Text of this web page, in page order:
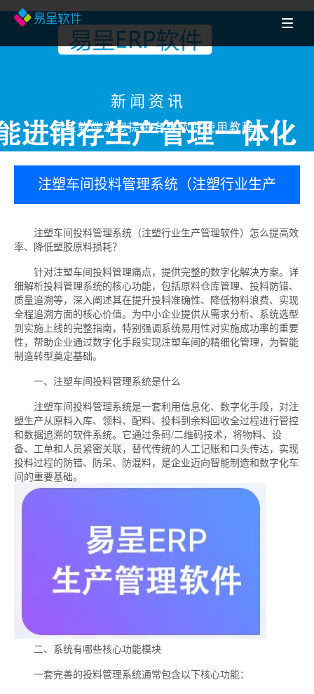
新闻资讯
易呈软件为您提供各类软件使用教程
注塑车间投料管理系统（注塑行业生产
注塑车间投料管理系统（注塑行业生产管理软件）怎么提高效
率、降低塑胶原料损耗？
针对注塑车间投料管理痛点，提供完整的数字化解决方案。详
细解析投料管理系统的核心功能，包括原料仓库管理、投料防错、
质量追溯等，深入阐述其在提升投料准确性、降低物料浪费、实现
全程追溯方面的核心价值。为中小企业提供从需求分析、系统选型
到实施上线的完整指南，特别强调系统易用性对实施成功率的重要
性，帮助企业通过数字化手段实现注塑车间的精细化管理，为智能
制造转型奠定基础。
一、注塑车间投料管理系统是什么
注塑车间投料管理系统是一套利用信息化、数字化手段，对注
塑生产从原料入库、领料、配料、投料到余料回收全过程进行管控
和数据追溯的软件系统。它通过条码/二维码技术，将物料、设
备、工单和人员紧密关联，替代传统的人工记账和口头传达，实现
投料过程的防错、防呆、防混料，是企业迈向智能制造和数字化车
间的重要基础。
二、系统有哪些核心功能模块
一套完善的投料管理系统通常包含以下核心功能：